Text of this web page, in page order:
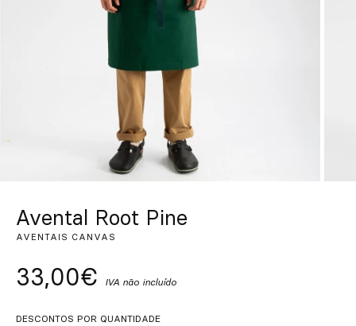
EN
Avental Root Pine
AVENTAIS CANVAS
33,00€ IVA não incluído
DESCONTOS POR QUANTIDADE